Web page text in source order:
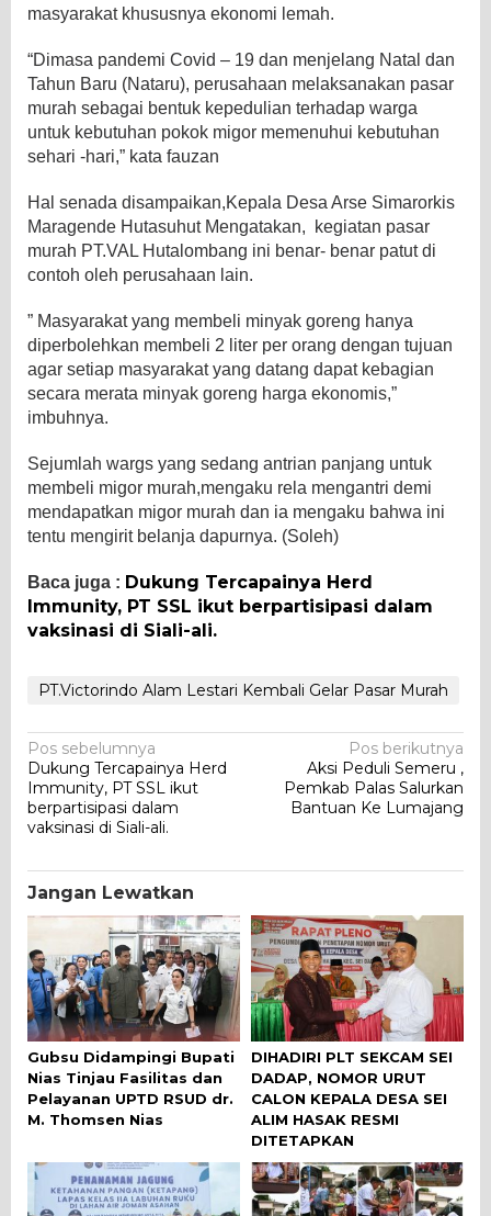
masyarakat khususnya ekonomi lemah.
“Dimasa pandemi Covid – 19 dan menjelang Natal dan
Tahun Baru (Nataru), perusahaan melaksanakan pasar
murah sebagai bentuk kepedulian terhadap warga
untuk kebutuhan pokok migor memenuhui kebutuhan
sehari -hari,” kata fauzan
Hal senada disampaikan,Kepala Desa Arse Simarorkis
Maragende Hutasuhut Mengatakan, kegiatan pasar
murah PT.VAL Hutalombang ini benar- benar patut di
contoh oleh perusahaan lain.
” Masyarakat yang membeli minyak goreng hanya
diperbolehkan membeli 2 liter per orang dengan tujuan
agar setiap masyarakat yang datang dapat kebagian
secara merata minyak goreng harga ekonomis,”
imbuhnya.
Sejumlah wargs yang sedang antrian panjang untuk
membeli migor murah,mengaku rela mengantri demi
mendapatkan migor murah dan ia mengaku bahwa ini
tentu mengirit belanja dapurnya. (Soleh)
Baca juga : Dukung Tercapainya Herd
Immunity, PT SSL ikut berpartisipasi dalam
vaksinasi di Siali-ali.
PT.Victorindo Alam Lestari Kembali Gelar Pasar Murah
Navigasi
pos
Pos sebelumnya
Dukung Tercapainya Herd
Immunity, PT SSL ikut
berpartisipasi dalam
vaksinasi di Siali-ali.
Pos berikutnya
Aksi Peduli Semeru ,
Pemkab Palas Salurkan
Bantuan Ke Lumajang
Jangan Lewatkan
Gubsu Didampingi Bupati
Nias Tinjau Fasilitas dan
Pelayanan UPTD RSUD dr.
M. Thomsen Nias
DIHADIRI PLT SEKCAM SEI
DADAP, NOMOR URUT
CALON KEPALA DESA SEI
ALIM HASAK RESMI
DITETAPKAN